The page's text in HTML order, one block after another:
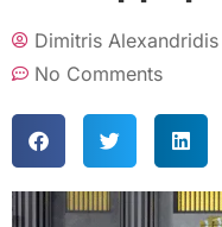
Dimitris Alexandridis
No Comments